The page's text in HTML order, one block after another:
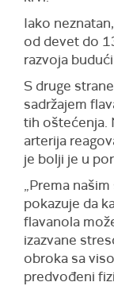
Iako
od devet do
razvoja
S druge
sadržajem
tih oštećenja.
arterija
je bolji je u
„Prema
pokazuje da
flavanola
izazvane
obroka sa
predvođeni